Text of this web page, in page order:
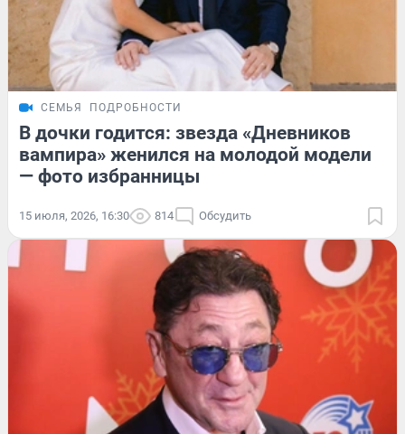
СЕМЬЯ ПОДРОБНОСТИ
В дочки годится: звезда «Дневников
вампира» женился на молодой модели
— фото избранницы
15 июля, 2026, 16:30 814 Обсудить